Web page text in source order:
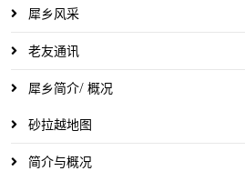
犀乡风采
老友通讯
犀乡简介/ 概况
砂拉越地图
简介与概况